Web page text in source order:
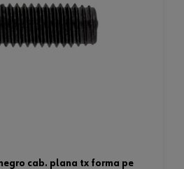
negro cab. plana tx forma pe